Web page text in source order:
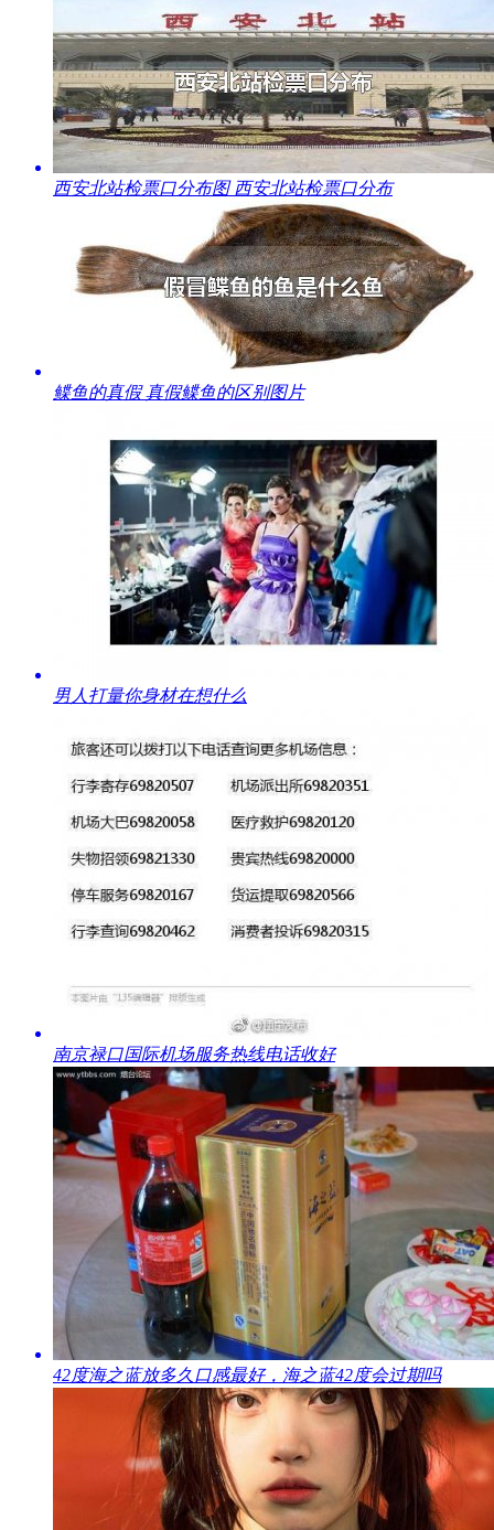
​西安北站检票口分布图 西安北站检票口分布
​鲽鱼的真假 真假鲽鱼的区别图片
​男人打量你身材在想什么
​南京禄口国际机场服务热线电话收好
​42度海之蓝放多久口感最好，海之蓝42度会过期吗